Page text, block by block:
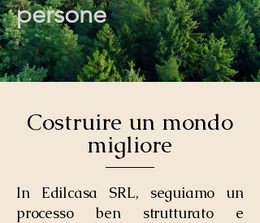
persone
Costruire un mondo
migliore
In Edilcasa SRL, seguiamo un
processo ben strutturato e